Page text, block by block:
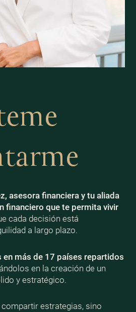
asesora financiera y tu aliada
financiero que te permita vivir
cada decisión está
a largo plazo.
más de 17 países repartidos
en la creación de un
y estratégico.
estrategias, sino